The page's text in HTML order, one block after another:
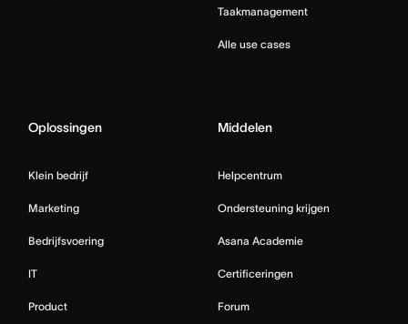
Taakmanagement
Alle use cases
Oplossingen
Klein bedrijf
Marketing
Bedrijfsvoering
IT
Product
Middelen
Helpcentrum
Ondersteuning krijgen
Asana Academie
Certificeringen
Forum